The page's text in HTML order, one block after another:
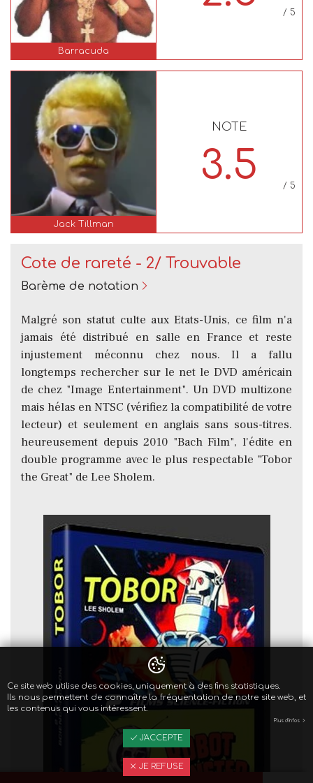
Barracuda
/ 5
Jack Tillman
NOTE
3.5 / 5
Cote de rareté - 2/ Trouvable
Barème de notation
Malgré son statut culte aux Etats-Unis, ce film n'a
jamais été distribué en salle en France et reste
injustement méconnu chez nous. Il a fallu
longtemps rechercher sur le net le DVD américain
de chez "Image Entertainment". Un DVD multizone
mais hélas en NTSC (vérifiez la compatibilité de votre
lecteur) et seulement en anglais sans sous-titres.
heureusement depuis 2010 "Bach Film", l'édite en
double programme avec le plus respectable "Tobor
the Great" de Lee Sholem.
Ce site web utilise des cookies, uniquement à des fins statistiques.
Ils nous permettent de connaître la fréquentation de notre site web, et
les contenus qui vous intéressent.
Plus d'infos
J'ACCEPTE
JE REFUSE